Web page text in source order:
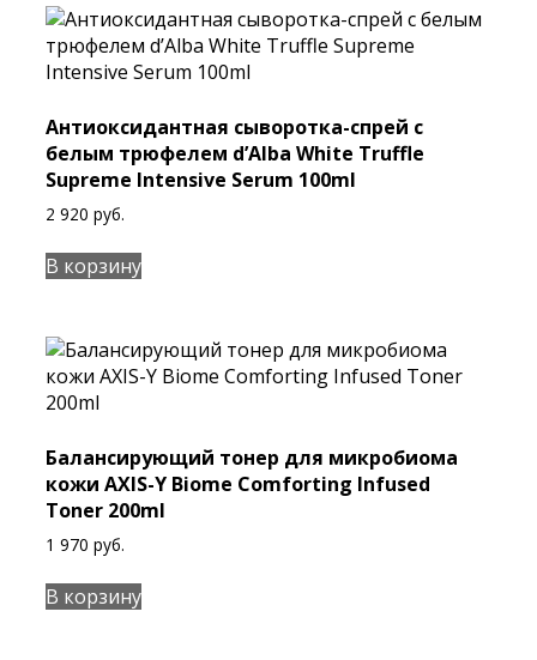
Антиоксидантная сыворотка-спрей с
белым трюфелем d’Alba White Truffle
Supreme Intensive Serum 100ml
2 920 руб.
В корзину
Балансирующий тонер для микробиома
кожи AXIS-Y Biome Comforting Infused
Toner 200ml
1 970 руб.
В корзину